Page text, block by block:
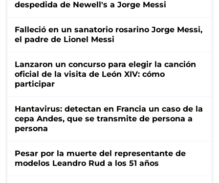
despedida de Newell's a Jorge Messi
Falleció en un sanatorio rosarino Jorge Messi,
el padre de Lionel Messi
Lanzaron un concurso para elegir la canción
oficial de la visita de León XIV: cómo
participar
Hantavirus: detectan en Francia un caso de la
cepa Andes, que se transmite de persona a
persona
Pesar por la muerte del representante de
modelos Leandro Rud a los 51 años